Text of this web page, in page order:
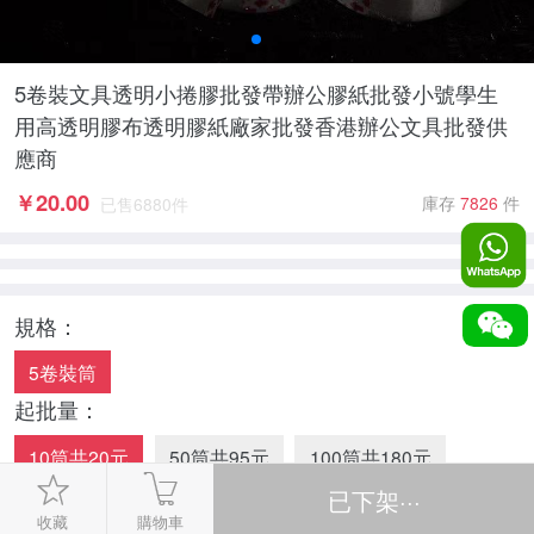
5卷裝文具透明小捲膠批發帶辦公膠紙批發小號學生
用高透明膠布透明膠紙廠家批發香港辦公文具批發供
應商
￥20.00 已售 6880件 庫存 7826 件
規格：
5卷裝筒
起批量：
10筒共20元 50筒共95元 100筒共180元
數量：
收藏 購物車